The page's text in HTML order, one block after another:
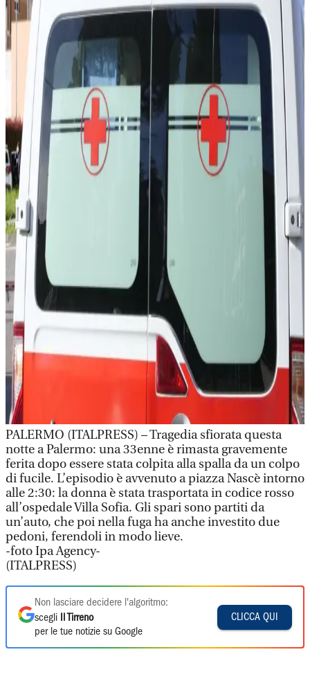
PALERMO (ITALPRESS) – Tragedia sfiorata questa
notte a Palermo: una 33enne è rimasta gravemente
ferita dopo essere stata colpita alla spalla da un colpo
di fucile. L’episodio è avvenuto a piazza Nascè intorno
alle 2:30: la donna è stata trasportata in codice rosso
all’ospedale Villa Sofia. Gli spari sono partiti da
un’auto, che poi nella fuga ha anche investito due
pedoni, ferendoli in modo lieve.
-foto Ipa Agency-
(ITALPRESS)
Non lasciare decidere l'algoritmo:
scegli
Il Tirreno
per le tue notizie su Google
CLICCA QUI